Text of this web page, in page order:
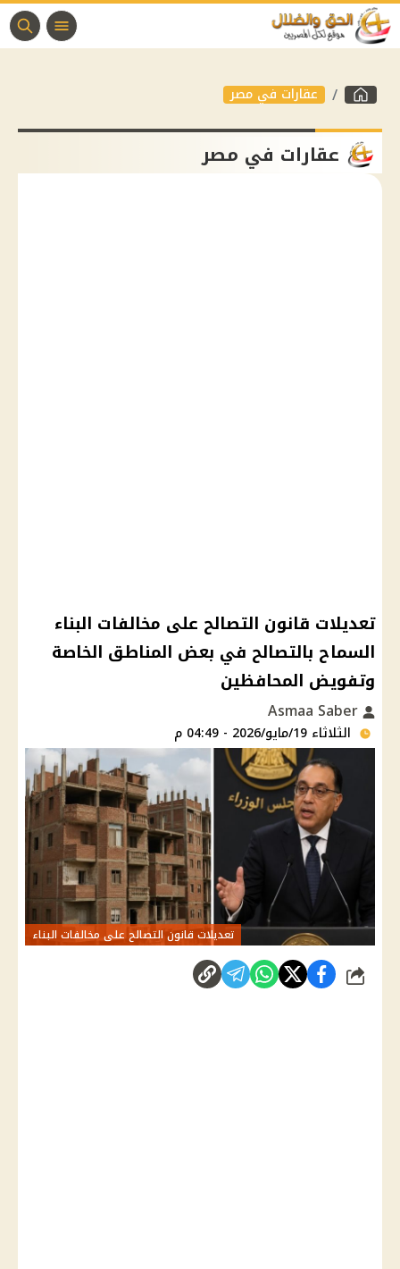
عقارات في مصر
عقارات في مصر
تعديلات قانون التصالح على مخالفات البناء
السماح بالتصالح في بعض المناطق الخاصة
وتفويض المحافظين
الثلاثاء 19/مايو/2026 - 04:49 م
تعديلات قانون التصالح على مخالفات البناء
شارك